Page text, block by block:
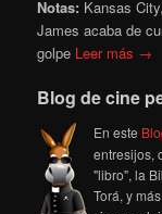
Notas: Kansas
James acaba de
golpe Leer más →
Blog de cine
En este
entresijos,
"libro", la
Torá, y